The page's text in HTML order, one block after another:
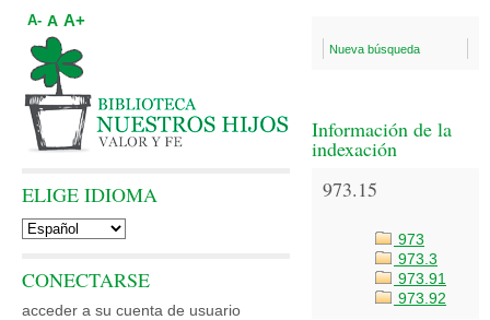
Nueva búsqueda
Información de la
indexación
973.15
973
973.3
973.91
973.92
A- A A+
ELIGE IDIOMA
CONECTARSE
acceder a su cuenta de usuario